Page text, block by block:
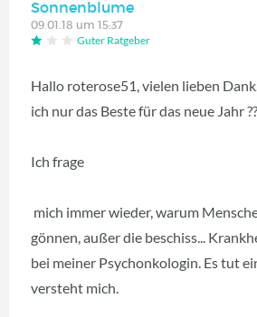
Sonnenblume
09.01.18 um 15:37
Guter Ratgeber
Hallo roterose51, vielen lieben
ich nur das Beste für das neue Jahr
Ich frage
mich immer wieder, warum
gönnen, außer die beschiss...
bei meiner Psychonkologin. Es tut
versteht mich.